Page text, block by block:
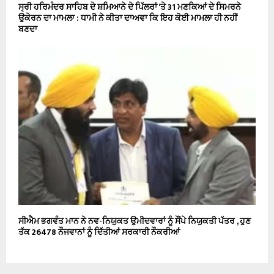
ਸ੍ਰੀ ਹਰਿਮੰਦਰ ਸਾਹਿਬ ਦੇ ਸ਼ਮਿਆਨੇ ਦੇ ਪਿੱਲਰਾਂ ‘ਤੇ 31 ਮਣਕਿਆਂ ਦੇ ਸਿਮਰਨੇ
ਉਕੇਰਨ ਦਾ ਮਾਮਲਾ : ਧਾਮੀ ਨੇ ਕੀਤਾ ਦਾਅਵਾ ਕਿ ਇਹ ਕੋਈ ਮਾਮਲਾ ਹੀ ਨਹੀਂ
ਬਣਦਾ
ਸੀਐਮ ਭਗਵੰਤ ਮਾਨ ਨੇ ਨਵ-ਨਿਯੁਕਤ ਉਮੀਦਵਾਰਾਂ ਨੂੰ ਸੌਂਪੇ ਨਿਯੁਕਤੀ ਪੱਤਰ , ਹੁਣ
ਤੱਕ 26478 ਨੌਜਵਾਨਾਂ ਨੂੰ ਦਿੱਤੀਆਂ ਸਰਕਾਰੀ ਨੌਕਰੀਆਂ